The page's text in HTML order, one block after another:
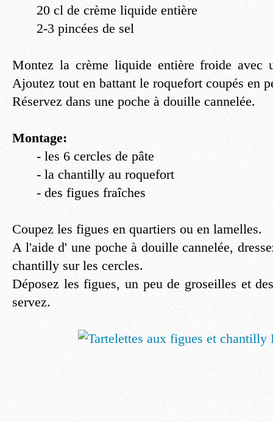
20 cl de crème liquide entière
2-3 pincées de sel
Montez la crème liquide entière froide avec
Ajoutez tout en battant le roquefort coupés en
Réservez dans une poche à douille cannelée.
Montage:
- les 6 cercles de pâte
- la chantilly au roquefort
- des figues fraîches
Coupez les figues en quartiers ou en lamelles.
A l'aide d' une poche à douille cannelée,
chantilly sur les cercles.
Déposez les figues, un peu de groseilles et
servez.